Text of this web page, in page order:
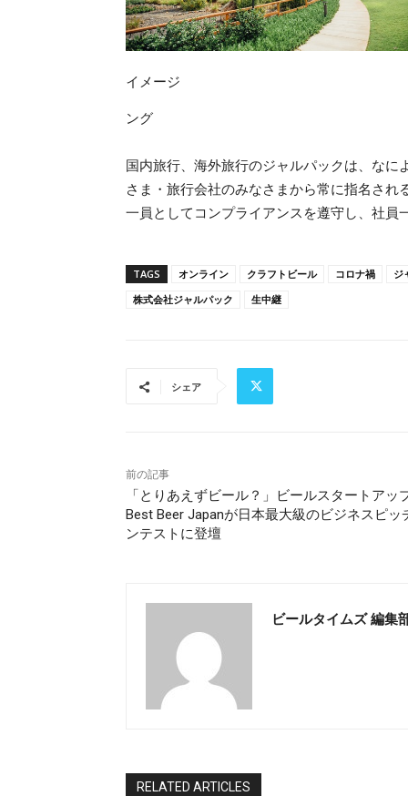
イメージ
ング
国内旅行、海外旅行のジャルパックは、な
さま・旅行会社のみなさまから常に指名さ
一員としてコンプライアンスを遵守し、社
TAGS オンライン クラフトビール コロナ禍
ジ
株式会社ジャルパック
生中継
シェア
前の記事
「とりあえずビール？」ビールスタートアッ
Best Beer Japanが日本最大級のビジネスピッ
ンテストに登壇
ビールタイムズ 編集
RELATED ARTICLES